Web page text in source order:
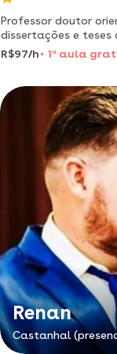
Professor doutor
dissertações e
objetiva
R$97/h 1 a aula
Renan
Castanhal